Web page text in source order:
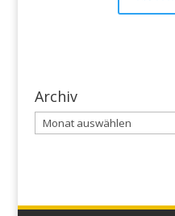
Archiv
Archiv